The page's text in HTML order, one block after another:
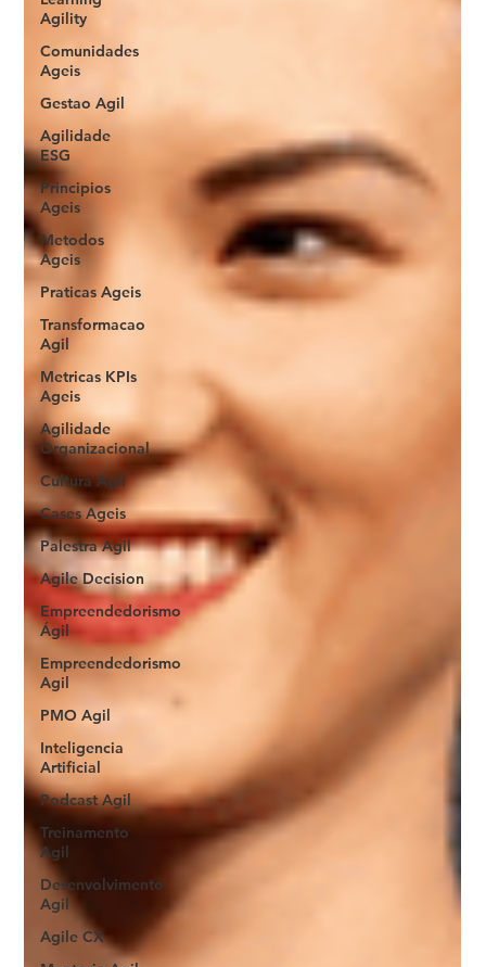
Agility
Comunidades
Ageis
Gestao Agil
Agilidade
ESG
Principios
Ageis
Metodos
Ageis
Praticas Ageis
Transformacao
Agil
Metricas KPIs
Ageis
Agilidade
Organizacional
Cultura Agil
Cases Ageis
Palestra Agil
Agile Decision
Empreendedorismo
Ágil
Empreendedorismo
Agil
PMO Agil
Inteligencia
Artificial
Podcast Agil
Treinamento
Agil
Desenvolvimento
Agil
Agile CX